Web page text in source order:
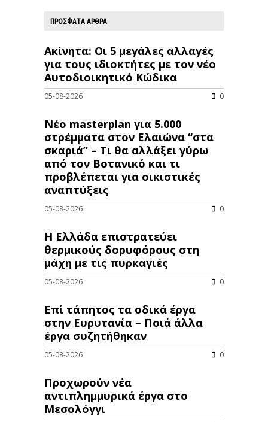
ΠΡΟΣΦΑΤΑ ΑΡΘΡΑ
Ακίνητα: Οι 5 μεγάλες αλλαγές
για τους ιδιοκτήτες με τον νέο
Αυτοδιοικητικό Κώδικα
05-08-2026 0
Νέο masterplan για 5.000
στρέμματα στον Ελαιώνα “στα
σκαριά” – Τι θα αλλάξει γύρω
από τον Βοτανικό και τι
προβλέπεται για οικιστικές
αναπτύξεις
05-08-2026 0
Η Ελλάδα επιστρατεύει
θερμικούς δορυφόρους στη
μάχη με τις πυρκαγιές
05-08-2026 0
Επί τάπητος τα οδικά έργα
στην Ευρυτανία – Ποιά άλλα
έργα συζητήθηκαν
05-08-2026 0
Προχωρούν νέα
αντιπλημμυρικά έργα στο
Μεσολόγγι